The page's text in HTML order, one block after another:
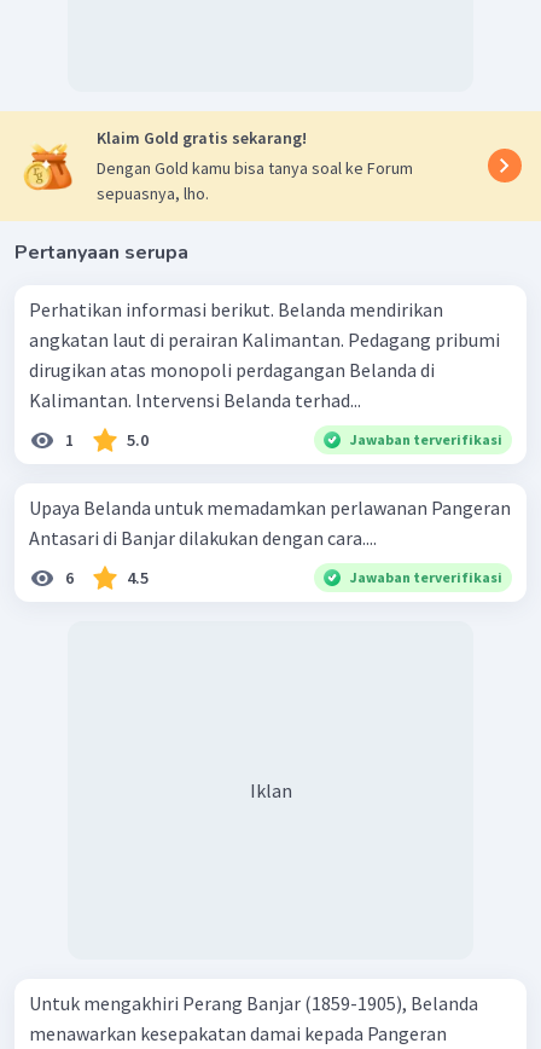
Klaim Gold gratis sekarang!
Dengan Gold kamu bisa tanya soal ke Forum
sepuasnya, lho.
Pertanyaan serupa
Perhatikan informasi berikut. Belanda mendirikan
angkatan laut di perairan Kalimantan. Pedagang pribumi
dirugikan atas monopoli perdagangan Belanda di
Kalimantan. lntervensi Belanda terhad...
1 5.0 Jawaban terverifikasi
Upaya Belanda untuk memadamkan perlawanan Pangeran
Antasari di Banjar dilakukan dengan cara....
6 4.5 Jawaban terverifikasi
Iklan
Untuk mengakhiri Perang Banjar (1859-1905), Belanda
menawarkan kesepakatan damai kepada Pangeran